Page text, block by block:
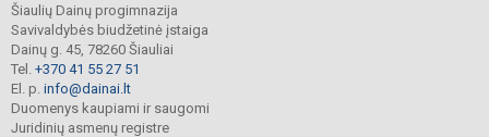
Šiaulių Dainų progimnazija
Savivaldybės biudžetinė įstaiga
Dainų g. 45, 78260 Šiauliai
Tel. +370 41 55 27 51
El. p. info@dainai.lt
Duomenys kaupiami ir saugomi
Juridinių asmenų registre